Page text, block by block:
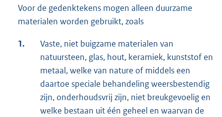
Voor de gedenktekens mogen alleen duurzame
materialen worden gebruikt, zoals
1.
Vaste, niet buigzame materialen van
natuursteen, glas, hout, keramiek, kunststof en
metaal, welke van nature of middels een
daartoe speciale behandeling weersbestendig
zijn, onderhoudsvrij zijn, niet breukgevoelig en
welke bestaan uit één geheel en waarvan de